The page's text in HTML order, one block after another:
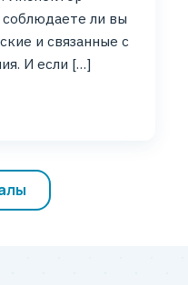
соблюдаете ли вы
и связанные с
И если […]